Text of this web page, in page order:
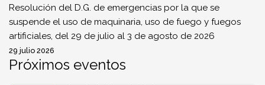
Resolución del D.G. de emergencias por la que se
suspende el uso de maquinaria, uso de fuego y fuegos
artificiales, del 29 de julio al 3 de agosto de 2026
29 julio 2026
Próximos eventos